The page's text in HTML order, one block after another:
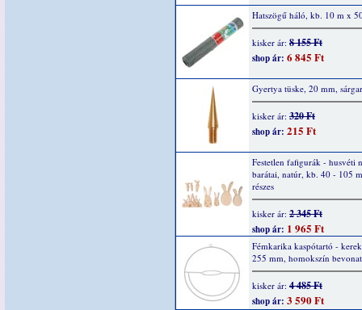
Hatszögű háló, kb. 10 m x
kisker ár: 8 155 Ft
shop ár: 6 845 Ft
Gyertya tüske, 20 mm,
kisker ár: 320 Ft
shop ár: 215 Ft
Festetlen fafigurák - husvéti
barátai, natúr, kb. 40 - 105
részes
kisker ár: 2 345 Ft
shop ár: 1 965 Ft
Fémkarika kaspótartó -
255 mm, homokszín
kisker ár: 4 485 Ft
shop ár: 3 590 Ft